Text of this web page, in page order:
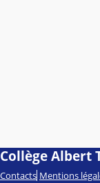
Collège Albert
Contacts Mentions